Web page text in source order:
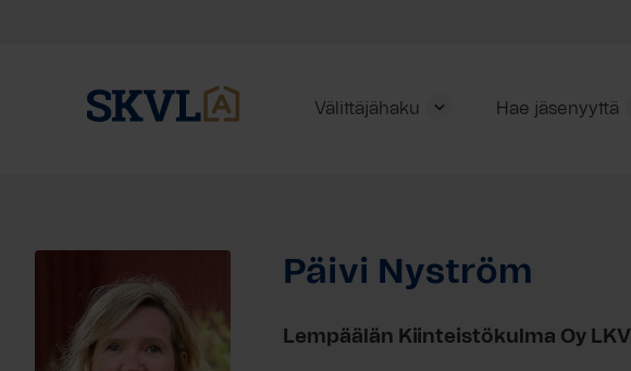
Välittäjähaku Hae jäsenyyttä
Päivi Nyström
Lempäälän Kiinteistökulma Oy LKV